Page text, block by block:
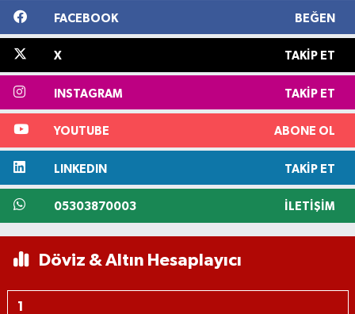
FACEBOOK BEĞEN
X TAKIP ET
INSTAGRAM TAKIP ET
YOUTUBE ABONE OL
LINKEDIN TAKIP ET
05303870003 İLETIŞIM
Döviz & Altın Hesaplayıcı